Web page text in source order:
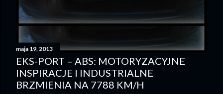
maja 19, 2013
EKS-PORT – ABS: MOTORYZACYJNE
INSPIRACJE I INDUSTRIALNE
BRZMIENIA NA 7788 KM/H